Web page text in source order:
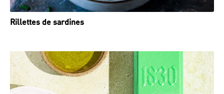
Rillettes de sardines